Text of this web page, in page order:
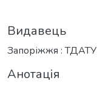
Видавець
Запоріжжя : ТДАТУ
Анотація